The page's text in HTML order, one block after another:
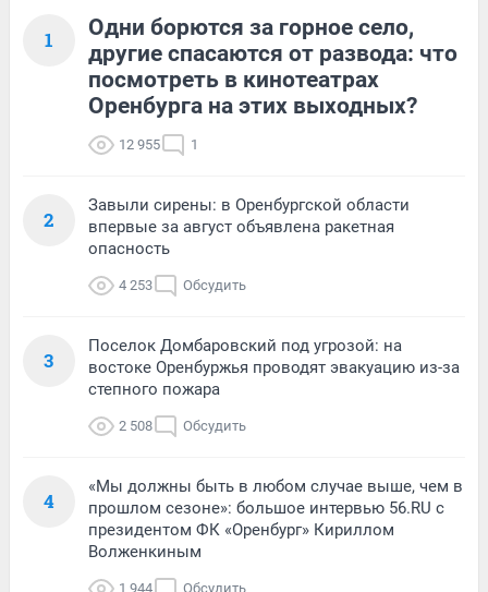
1
Одни борются за горное село,
другие спасаются от развода: что
посмотреть в кинотеатрах
Оренбурга на этих выходных?
12 955 1
2
Завыли сирены: в Оренбургской области
впервые за август объявлена ракетная
опасность
4 253 Обсудить
3
Поселок Домбаровский под угрозой: на
востоке Оренбуржья проводят эвакуацию из-за
степного пожара
2 508 Обсудить
4
«Мы должны быть в любом случае выше, чем в
прошлом сезоне»: большое интервью 56.RU с
президентом ФК «Оренбург» Кириллом
Волженкиным
1 944 Обсудить